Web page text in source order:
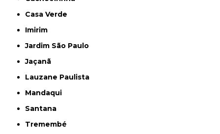
Casa Verde
Imirim
Jardim São Paulo
Jaçanã
Lauzane Paulista
Mandaqui
Santana
Tremembé